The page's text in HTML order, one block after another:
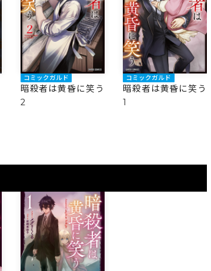
コミックガルド
暗殺者は黄昏に笑う
2
コミックガルド
暗殺者は黄昏に笑う
1